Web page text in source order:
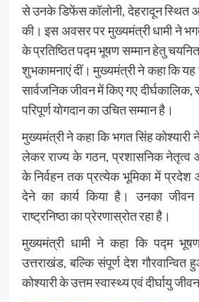
से उनके डिफेंस कॉलोनी, देहरादून स्थित
की। इस अवसर पर मुख्यमंत्री धामी ने
के प्रतिष्ठित पद्म भूषण सम्मान हेतु
शुभकामनाएं दीं। मुख्यमंत्री ने कहा कि यह
सार्वजनिक जीवन में किए गए दीर्घकालिक,
परिपूर्ण योगदान का उचित सम्मान है।
मुख्यमंत्री ने कहा कि भगत सिंह
लेकर राज्य के गठन, प्रशासनिक नेतृत्व
के निर्वहन तक प्रत्येक भूमिका में
देने का कार्य किया है। उनका
राष्ट्रनिष्ठा का प्रेरणास्रोत रहा है।
मुख्यमंत्री धामी ने कहा कि पद्म
उत्तराखंड, बल्कि संपूर्ण देश
कोश्यारी के उत्तम स्वास्थ्य एवं दीर्घायु